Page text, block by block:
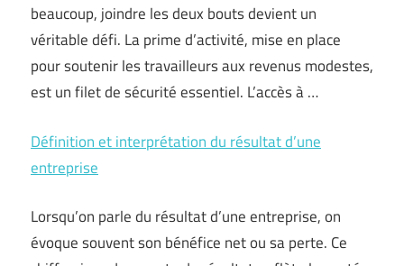
beaucoup, joindre les deux bouts devient un
véritable défi. La prime d’activité, mise en place
pour soutenir les travailleurs aux revenus modestes,
est un filet de sécurité essentiel. L’accès à …
Définition et interprétation du résultat d’une
entreprise
Lorsqu’on parle du résultat d’une entreprise, on
évoque souvent son bénéfice net ou sa perte. Ce